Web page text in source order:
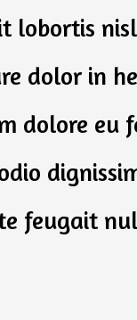
lobortis
dolor in
dolore eu
feugait